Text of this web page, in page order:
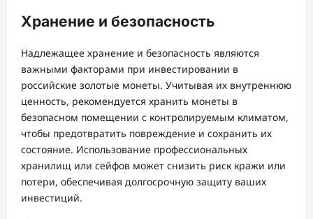
Хранение и безопасность
Надлежащее хранение и безопасность являются
важными факторами при инвестировании в
российские золотые монеты. Учитывая их внутреннюю
ценность, рекомендуется хранить монеты в
безопасном помещении с контролируемым климатом,
чтобы предотвратить повреждение и сохранить их
состояние. Использование профессиональных
хранилищ или сейфов может снизить риск кражи или
потери, обеспечивая долгосрочную защиту ваших
инвестиций.